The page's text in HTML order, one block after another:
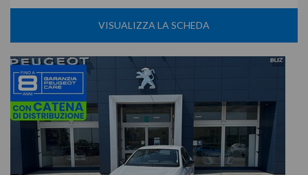
VISUALIZZA LA SCHEDA